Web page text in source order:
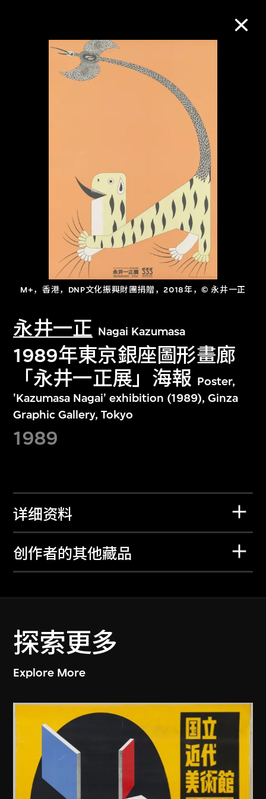
M+，香港，DNP文化振興財團捐贈，2018年，© 永井一正
永井一正 Nagai Kazumasa
1989年東京銀座圖形畫廊
「永井一正展」海報 Poster,
'Kazumasa Nagai' exhibition (1989), Ginza
Graphic Gallery, Tokyo
1989
详细资料
创作者的其他藏品
探索更多
Explore More
M+藏品
关于M+藏品
探索世界顶级的二十及二十一世纪视觉
文化藏品。